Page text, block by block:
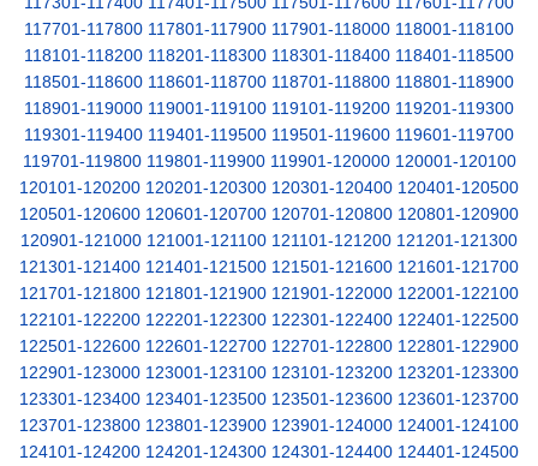
117701-117800 117801-117900 117901-118000 118001-118100
118101-118200 118201-118300 118301-118400 118401-118500
118501-118600 118601-118700 118701-118800 118801-118900
118901-119000 119001-119100 119101-119200 119201-119300
119301-119400 119401-119500 119501-119600 119601-119700
119701-119800 119801-119900 119901-120000 120001-120100
120101-120200 120201-120300 120301-120400 120401-120500
120501-120600 120601-120700 120701-120800 120801-120900
120901-121000 121001-121100 121101-121200 121201-121300
121301-121400 121401-121500 121501-121600 121601-121700
121701-121800 121801-121900 121901-122000 122001-122100
122101-122200 122201-122300 122301-122400 122401-122500
122501-122600 122601-122700 122701-122800 122801-122900
122901-123000 123001-123100 123101-123200 123201-123300
123301-123400 123401-123500 123501-123600 123601-123700
123701-123800 123801-123900 123901-124000 124001-124100
124101-124200 124201-124300 124301-124400 124401-124500